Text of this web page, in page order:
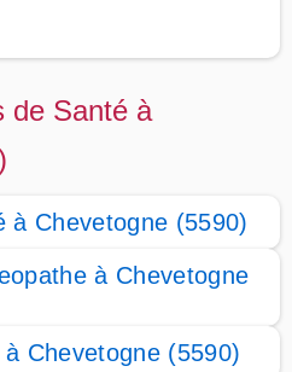
de Santé à
à Chevetogne (5590)
à Chevetogne
Chevetogne (5590)